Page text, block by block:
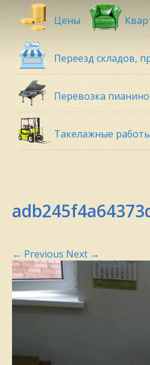
Цены
Переезд складов,
Перевозка
Такелажные
← Previous Next →